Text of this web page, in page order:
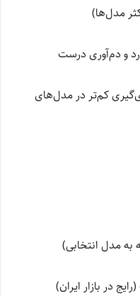
و دم‌آوری درست
کم‌تر در مدل‌های
به مدل انتخابی)